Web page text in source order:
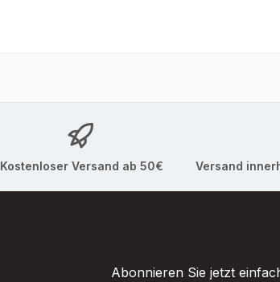
Kostenloser Versand ab 50€ Versand
Abonnieren Sie jetzt